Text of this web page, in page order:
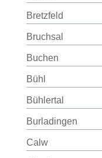
Bretzfeld
Bruchsal
Buchen
Bühl
Bühlertal
Burladingen
Calw